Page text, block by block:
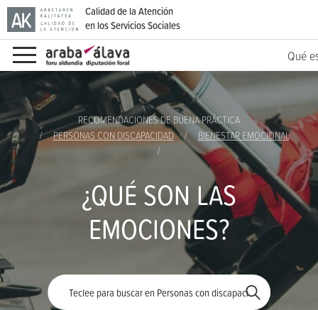
Ir directamente al contenido
Calidad de la Atención
en los Servicios Sociales
Qué
RECOMENDACIONES DE BUENA PRÁCTICA
PERSONAS CON DISCAPACIDAD
BIENESTAR EMOCIONAL
¿QUÉ SON LAS
EMOCIONES?